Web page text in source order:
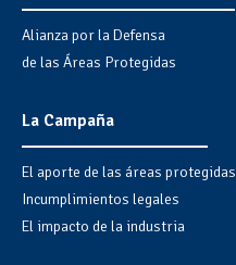
Alianza por la Defensa
de las Áreas Protegidas
La Campaña
El aporte de las áreas protegidas
Incumplimientos legales
El impacto de la industria